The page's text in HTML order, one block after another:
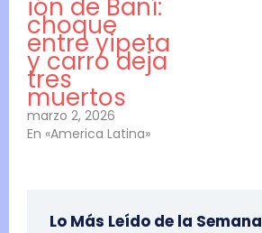
ión de Baní:
choque
entre yipeta
y carro deja
tres
muertos
marzo 2, 2026
En «America Latina»
Lo Más Leído de la Semana